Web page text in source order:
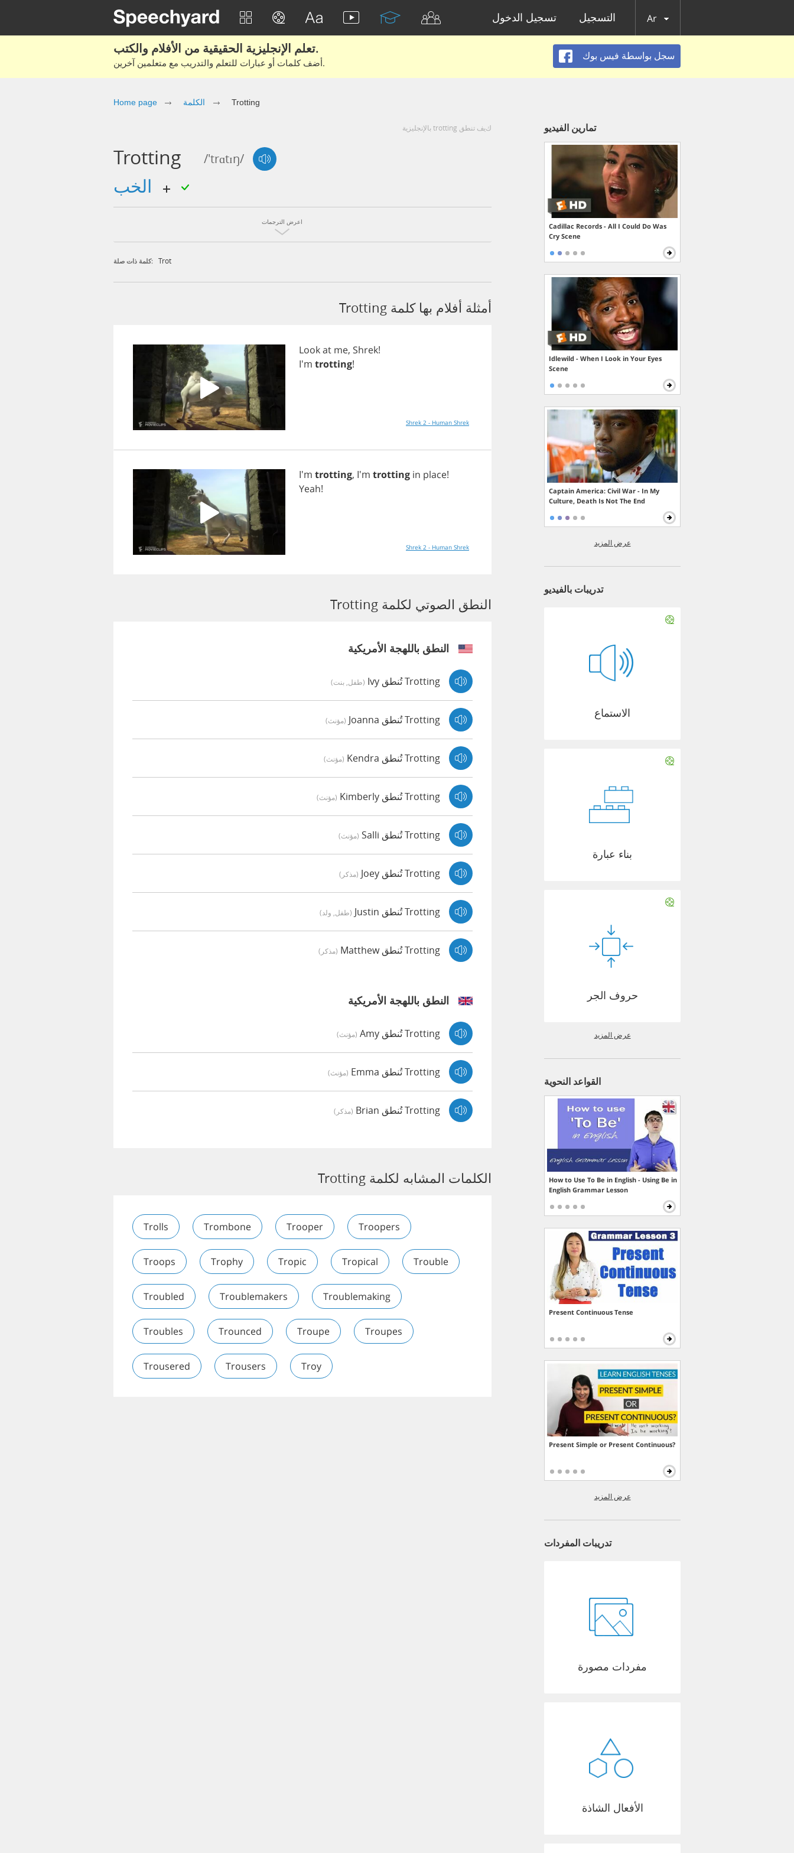
تسجيل الدخول التسجيل Ar
تعلم الإنجليزية الحقيقية من الأفلام والكتب.
أضف كلمات أو عبارات للتعلم والتدريب مع متعلمين آخرين.
سجل بواسطة فيس بوك
Home page الكلمة Trotting
كيف تنطق trotting بالإنجليزية
Trotting /'trɑtɪŋ/
اعرض الترجمات
كلمة ذات صلة: Trot
أمثلة أفلام بها كلمة Trotting
Lookat me, Shrek!
I'm trotting!
Shrek 2 - Human Shrek
I'm trotting, I'm trotting in place!
Yeah!
Shrek 2 - Human Shrek
النطق الصوتي لكلمة Trotting
النطق باللهجة الأمريكية
Trotting تُنطق Ivy (طفل, بنت)
Trotting تُنطق Joanna (مؤنث)
Trotting تُنطق Kendra (مؤنث)
Trotting تُنطق Kimberly (مؤنث)
Trotting تُنطق Salli (مؤنث)
Trotting تُنطق Joey (مذكر)
Trotting تُنطق Justin (طفل, ولد)
Trotting تُنطق Matthew (مذكر)
النطق باللهجة الأمريكية
Trotting تُنطق Amy (مؤنث)
Trotting تُنطق Emma (مؤنث)
Trotting تُنطق Brian (مذكر)
الكلمات المشابه لكلمة Trotting
Trolls Trombone Trooper Troopers
Troops Trophy Tropic Tropical Trouble
Troubled Troublemakers Troublemaking
Troubles Trounced Troupe Troupes
Trousered Trousers Troy
تمارين الفيديو
Cadillac Records - All I Could Do Was
Cry Scene
Idlewild - When I Look in Your Eyes
Scene
Captain America: Civil War - In My
Culture, Death Is Not The End
عرض المزيد
تدريبات بالفيديو
الاستماع
بناء عبارة
حروف الجر
عرض المزيد
القواعد النحوية
How to Use To Be in English - Using Be in
English Grammar Lesson
Present Continuous Tense
Present Simple or Present Continuous?
عرض المزيد
تدريبات المفردات
مفردات مصورة
الأفعال الشاذة